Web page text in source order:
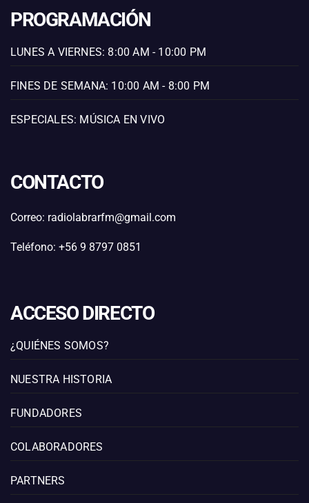
PROGRAMACIÓN
LUNES A VIERNES: 8:00 AM - 10:00 PM
FINES DE SEMANA: 10:00 AM - 8:00 PM
ESPECIALES: MÚSICA EN VIVO
CONTACTO
Correo: radiolabrarfm@gmail.com
Teléfono: +56 9 8797 0851
ACCESO DIRECTO
¿QUIÉNES SOMOS?
NUESTRA HISTORIA
FUNDADORES
COLABORADORES
PARTNERS